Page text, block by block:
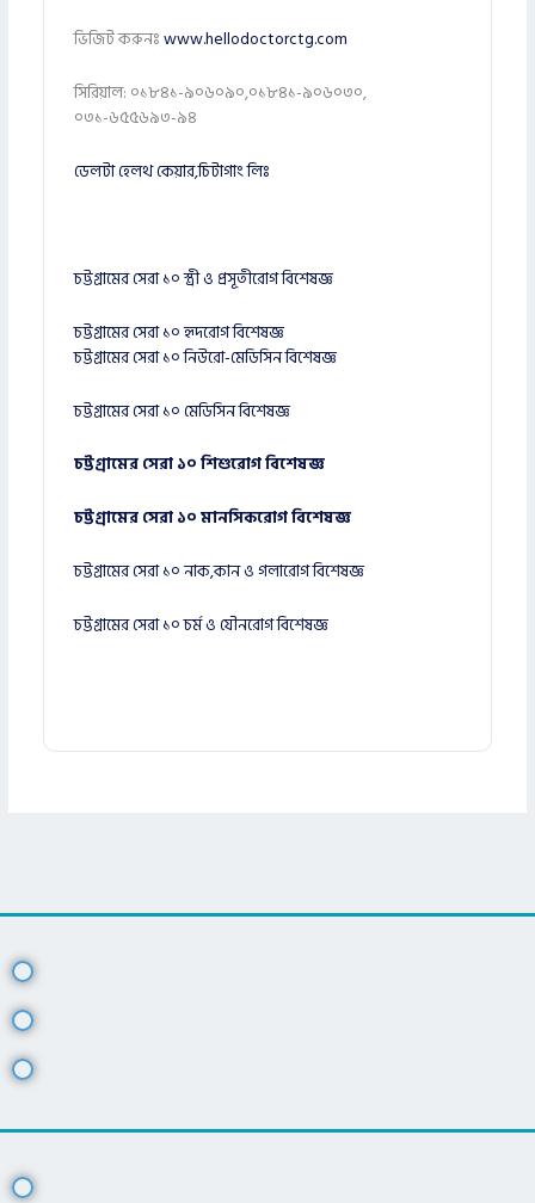
ভিজিট করুনঃwww.hellodoctorctg.com
সিরিয়াল: ০১৮৪১-৯০৬০৯০,০১৮৪১-৯০৬০৩০,
০৩১-৬৫৫৬৯৩-৯৪
ডেলটা হেলথ কেয়ার,চিটাগাং লিঃ
চট্টগ্রামের সেরা ১০ স্ত্রী ও প্রসূতীরোগ বিশেষজ্ঞ
চট্টগ্রামের সেরা ১০ হৃদরোগ বিশেষজ্ঞ
চট্টগ্রামের সেরা ১০ নিউরো-মেডিসিন বিশেষজ্ঞ
চট্টগ্রামের সেরা ১০ মেডিসিন বিশেষজ্ঞ
চট্টগ্রামের সেরা ১০ শিশুরোগ বিশেষজ্ঞ
চট্টগ্রামের সেরা ১০ মানসিকরোগ বিশেষজ্ঞ
চট্টগ্রামের সেরা ১০ নাক,কান ও গলারোগ বিশেষজ্ঞ
চট্টগ্রামের সেরা ১০ চর্ম ও যৌনরোগ বিশেষজ্ঞ